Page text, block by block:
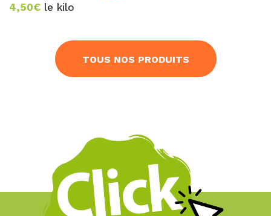
4,50€ le kilo
TOUS NOS PRODUITS